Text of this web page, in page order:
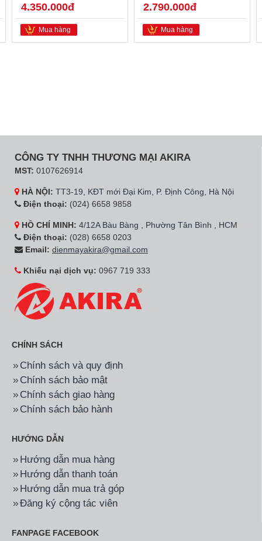
4.350.000đ
Mua hàng
2.790.000đ
Mua hàng
CÔNG TY TNHH THƯƠNG MẠI AKIRA
MST: 0107626914
HÀ NỘI: TT3-19, KĐT mới Đại Kim, P. Định Công, Hà Nội
Điện thoại: (024) 6658 9858
HỒ CHÍ MINH: 4/12A Bàu Bàng , Phường Tân Bình , HCM
Điện thoại: (028) 6658 0203
Email: dienmayakira@gmail.com
Khiếu nại dịch vụ: 0967 719 333
CHÍNH SÁCH
Chính sách và quy định
Chính sách bảo mật
Chính sách giao hàng
Chính sách bảo hành
HƯỚNG DẪN
Hướng dẫn mua hàng
Hướng dẫn thanh toán
Hướng dẫn mua trả góp
Đăng ký cộng tác viên
FANPAGE FACEBOOK